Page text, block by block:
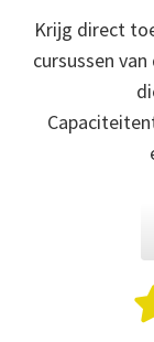
Krijg direct
cursussen